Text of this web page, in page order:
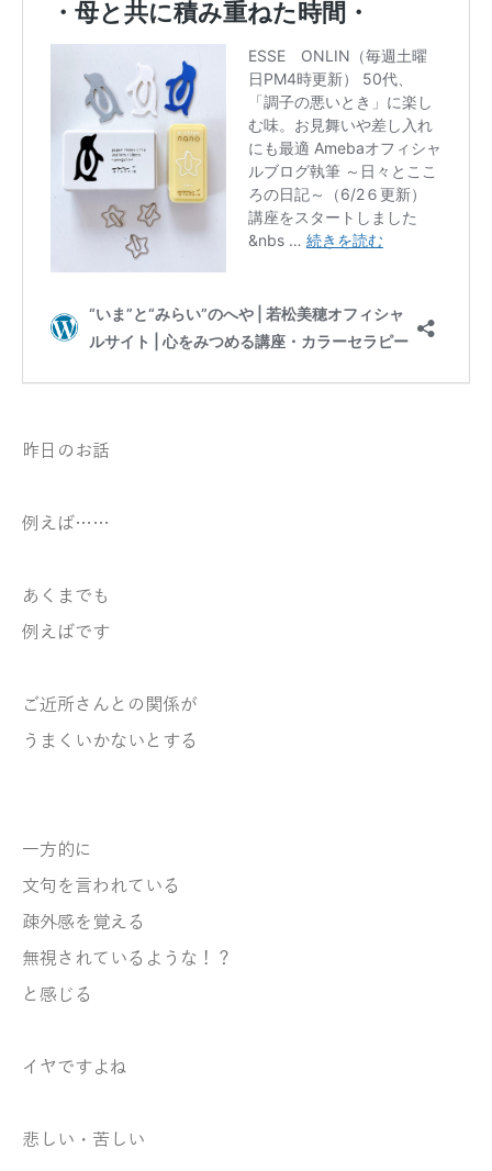
昨日のお話
例えば……
あくまでも
例えばです
ご近所さんとの関係が
うまくいかないとする
一方的に
文句を言われている
疎外感を覚える
無視されているような！？
と感じる
イヤですよね
悲しい・苦しい